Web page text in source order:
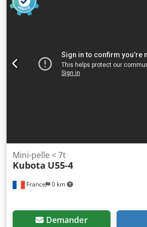
DCH210R5NCEAH2500 Informations
cylindres : 4 Poids à vide : 22 600 kg
Garantie : Première main, carnet
à l'emploi immédiatement ! - 80 %
Inclus : 3 godets : 1300 mm, 450 mm
France 0 km
Mini-pelle < 7t
Kubota U55-4
Demander